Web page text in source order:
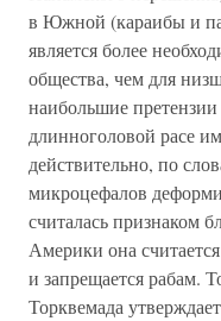
в Южной (караибы и
является более
общества, чем для
наибольшие
длинноголовой расе
действительно, по
микроцефалов
считалась признаком
Америки она
и запрещается рабам.
Торквемада